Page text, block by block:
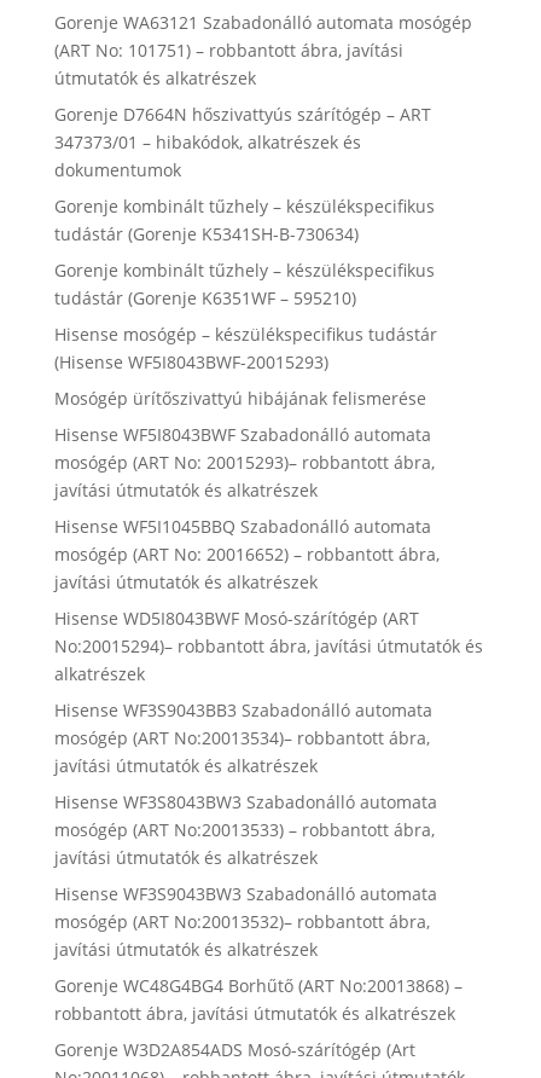
Gorenje WA63121 Szabadonálló automata mosógép
(ART No: 101751) – robbantott ábra, javítási
útmutatók és alkatrészek
Gorenje D7664N hőszivattyús szárítógép – ART
347373/01 – hibakódok, alkatrészek és
dokumentumok
Gorenje kombinált tűzhely – készülékspecifikus
tudástár (Gorenje K5341SH-B-730634)
Gorenje kombinált tűzhely – készülékspecifikus
tudástár (Gorenje K6351WF – 595210)
Hisense mosógép – készülékspecifikus tudástár
(Hisense WF5I8043BWF-20015293)
Mosógép ürítőszivattyú hibájának felismerése
Hisense WF5I8043BWF Szabadonálló automata
mosógép (ART No: 20015293)– robbantott ábra,
javítási útmutatók és alkatrészek
Hisense WF5I1045BBQ Szabadonálló automata
mosógép (ART No: 20016652) – robbantott ábra,
javítási útmutatók és alkatrészek
Hisense WD5I8043BWF Mosó-szárítógép (ART
No:20015294)– robbantott ábra, javítási útmutatók és
alkatrészek
Hisense WF3S9043BB3 Szabadonálló automata
mosógép (ART No:20013534)– robbantott ábra,
javítási útmutatók és alkatrészek
Hisense WF3S8043BW3 Szabadonálló automata
mosógép (ART No:20013533) – robbantott ábra,
javítási útmutatók és alkatrészek
Hisense WF3S9043BW3 Szabadonálló automata
mosógép (ART No:20013532)– robbantott ábra,
javítási útmutatók és alkatrészek
Gorenje WC48G4BG4 Borhűtő (ART No:20013868) –
robbantott ábra, javítási útmutatók és alkatrészek
Gorenje W3D2A854ADS Mosó-szárítógép (Art